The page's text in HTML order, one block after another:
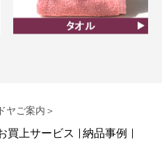
ヤご案内＞
買上サービス
納品事例